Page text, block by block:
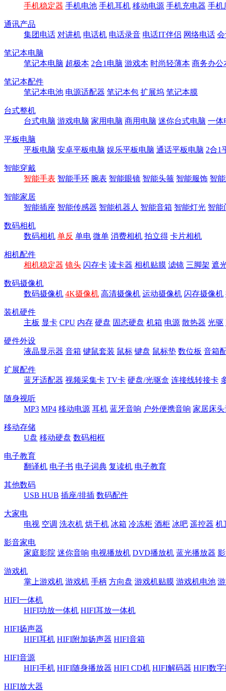
手机稳定器 手机电池 手机耳机 移动电源 手机充电器 手机
通讯产品
集团电话 对讲机 电话机 电话录音 电话IT伴侣 网络电话
笔记本电脑
笔记本电脑 超极本 2合1电脑 游戏本 时尚轻薄本 商务办公
笔记本配件
笔记本电池 电源适配器 笔记本包 扩展坞 笔记本膜
台式整机
台式电脑 游戏电脑 家用电脑 商用电脑 迷你台式电脑 一体
平板电脑
平板电脑 安卓平板电脑 娱乐平板电脑 通话平板电脑 2合1
智能穿戴
智能手表 智能手环 腕表 智能眼镜 智能头箍 智能服饰 智
智能家居
智能插座 智能传感器 智能机器人 智能音箱 智能灯光 智能
数码相机
数码相机 单反 单电 微单 消费相机 拍立得 卡片相机
相机配件
相机稳定器 镜头 闪存卡 读卡器 相机贴膜 滤镜 三脚架 遮
数码摄像机
数码摄像机 4K摄像机 高清摄像机 运动摄像机 闪存摄像机
装机硬件
主板 显卡 CPU 内存 硬盘 固态硬盘 机箱 电源 散热器 光驱
硬件外设
液晶显示器 音箱 键鼠套装 鼠标 键盘 鼠标垫 数位板 音箱
扩展配件
蓝牙适配器 视频采集卡 TV卡 硬盘/光驱盒 连接线转接卡
随身视听
MP3 MP4 移动电源 耳机 蓝牙音响 户外便携音响 家居床头
移动存储
U盘 移动硬盘 数码相框
电子教育
翻译机 电子书 电子词典 复读机 电子教育
其他数码
USB HUB 插座/排插 数码配件
大家电
电视 空调 洗衣机 烘干机 冰箱 冷冻柜 酒柜 冰吧 遥控器 机
影音家电
家庭影院 迷你音响 电视播放机 DVD播放机 蓝光播放器
游戏机
掌上游戏机 游戏机 手柄 方向盘 游戏机贴膜 游戏机电池
HIFI一体机
HIFI功放一体机 HIFI耳放一体机
HIFI扬声器
HIFI耳机 HIFI附加扬声器 HIFI音箱
HIFI音源
HIFI手机 HIFI随身播放器 HIFI CD机 HIFI解码器 HIFI数字
HIFI放大器